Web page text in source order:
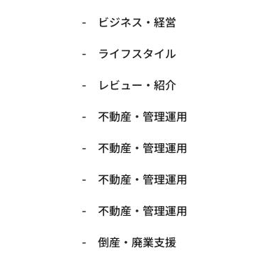
ビジネス・経営
ライフスタイル
レビュー・紹介
不動産・管理運用
不動産・管理運用
不動産・管理運用
不動産・管理運用
倒産・廃業支援